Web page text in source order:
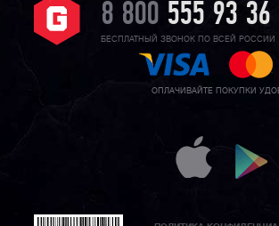
8 800 555 93 36
БЕСПЛАТНЫЙ ЗВОНОК ПО ВСЕЙ РОССИИ
ОПЛАЧИВАЙТЕ ПОКУПКИ